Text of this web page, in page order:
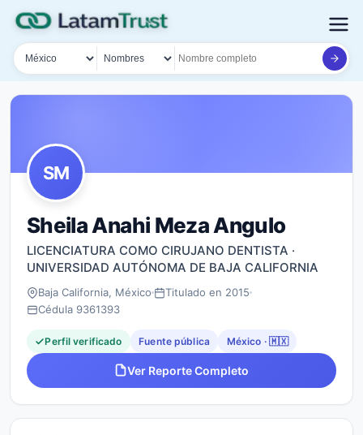
País
Tipo de búsqueda
Nombre o documento
SM
Sheila Anahi Meza Angulo
LICENCIATURA COMO CIRUJANO DENTISTA ·
UNIVERSIDAD AUTÓNOMA DE BAJA CALIFORNIA
Baja California, México
Titulado en 2015
Cédula 9361393
Perfil verificado Fuente pública México · 🇲🇽
Ver Reporte Completo